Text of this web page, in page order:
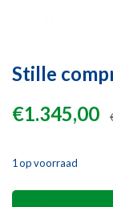
Stille
€1.345,00
1 op voorraad